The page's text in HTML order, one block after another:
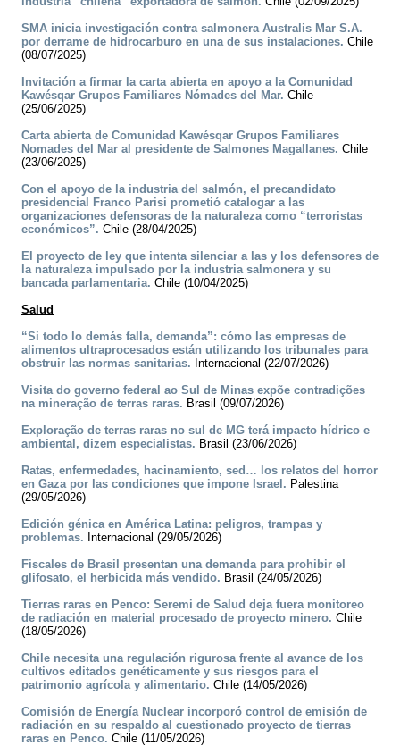
SMA inicia investigación contra salmonera Australis Mar S.A.
por derrame de hidrocarburo en una de sus instalaciones. Chile
(08/07/2025)
Invitación a firmar la carta abierta en apoyo a la Comunidad
Kawésqar Grupos Familiares Nómades del Mar. Chile
(25/06/2025)
Carta abierta de Comunidad Kawésqar Grupos Familiares
Nomades del Mar al presidente de Salmones Magallanes. Chile
(23/06/2025)
Con el apoyo de la industria del salmón, el precandidato
presidencial Franco Parisi prometió catalogar a las
organizaciones defensoras de la naturaleza como “terroristas
económicos”. Chile (28/04/2025)
El proyecto de ley que intenta silenciar a las y los defensores de
la naturaleza impulsado por la industria salmonera y su
bancada parlamentaria. Chile (10/04/2025)
Salud
“Si todo lo demás falla, demanda”: cómo las empresas de
alimentos ultraprocesados están utilizando los tribunales para
obstruir las normas sanitarias. Internacional (22/07/2026)
Visita do governo federal ao Sul de Minas expõe contradições
na mineração de terras raras. Brasil (09/07/2026)
Exploração de terras raras no sul de MG terá impacto hídrico e
ambiental, dizem especialistas. Brasil (23/06/2026)
Ratas, enfermedades, hacinamiento, sed… los relatos del horror
en Gaza por las condiciones que impone Israel. Palestina
(29/05/2026)
Edición génica en América Latina: peligros, trampas y
problemas. Internacional (29/05/2026)
Fiscales de Brasil presentan una demanda para prohibir el
glifosato, el herbicida más vendido. Brasil (24/05/2026)
Tierras raras en Penco: Seremi de Salud deja fuera monitoreo
de radiación en material procesado de proyecto minero. Chile
(18/05/2026)
Chile necesita una regulación rigurosa frente al avance de los
cultivos editados genéticamente y sus riesgos para el
patrimonio agrícola y alimentario. Chile (14/05/2026)
Comisión de Energía Nuclear incorporó control de emisión de
radiación en su respaldo al cuestionado proyecto de tierras
raras en Penco. Chile (11/05/2026)